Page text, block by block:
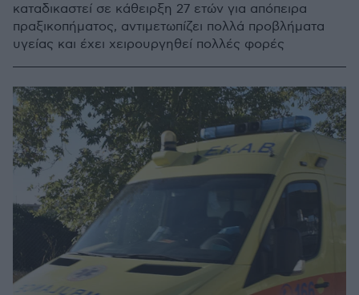
καταδικαστεί σε κάθειρξη 27 ετών για απόπειρα
πραξικοπήματος, αντιμετωπίζει πολλά προβλήματα
υγείας και έχει χειρουργηθεί πολλές φορές